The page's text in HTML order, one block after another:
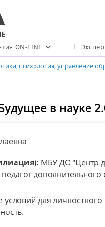
ON-LINE
психология, управление
в науке
МБУ ДО "Центр
для